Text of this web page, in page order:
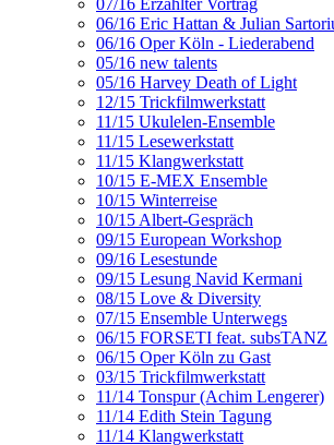
07/16 Erzählter Vortrag
06/16 Eric Hattan & Julian
06/16 Oper Köln - Liederabend
05/16 new talents
05/16 Harvey Death of Light
12/15 Trickfilmwerkstatt
11/15 Ukulelen-Ensemble
11/15 Lesewerkstatt
11/15 Klangwerkstatt
10/15 E-MEX Ensemble
10/15 Winterreise
10/15 Albert-Gespräch
09/15 European Workshop
09/16 Lesestunde
09/15 Lesung Navid Kermani
08/15 Love & Diversity
07/15 Ensemble Unterwegs
06/15 FORSETI feat. subsTANZ
06/15 Oper Köln zu Gast
03/15 Trickfilmwerkstatt
11/14 Tonspur (Achim Lengerer)
11/14 Edith Stein Tagung
11/14 Klangwerkstatt